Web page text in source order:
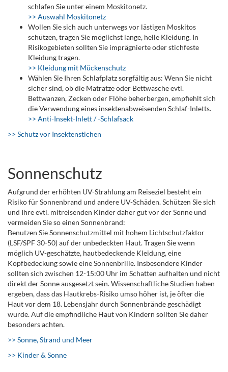
schlafen Sie unter einem Moskitonetz.
>> Auswahl Moskitonetz
Wollen Sie sich auch unterwegs vor lästigen Moskitos
schützen, tragen Sie möglichst lange, helle Kleidung. In
Risikogebieten sollten Sie imprägnierte oder stichfeste
Kleidung tragen.
>> Kleidung mit Mückenschutz
Wählen Sie Ihren Schlafplatz sorgfältig aus: Wenn Sie nicht
sicher sind, ob die Matratze oder Bettwäsche evtl.
Bettwanzen, Zecken oder Flöhe beherbergen, empfiehlt sich
die Verwendung eines insektenabweisenden Schlaf-Inletts.
>> Anti-Insekt-Inlett / -Schlafsack
>> Schutz vor Insektenstichen
Sonnenschutz
Aufgrund der erhöhten UV-Strahlung am Reiseziel besteht ein
Risiko für Sonnenbrand und andere UV-Schäden. Schützen Sie sich
und Ihre evtl. mitreisenden Kinder daher gut vor der Sonne und
vermeiden Sie so einen Sonnenbrand:
Benutzen Sie Sonnenschutzmittel mit hohem Lichtschutzfaktor
(LSF/SPF 30-50) auf der unbedeckten Haut. Tragen Sie wenn
möglich UV-geschätzte, hautbedeckende Kleidung, eine
Kopfbedeckung sowie eine Sonnenbrille. Insbesondere Kinder
sollten sich zwischen 12-15:00 Uhr im Schatten aufhalten und nicht
direkt der Sonne ausgesetzt sein. Wissenschaftliche Studien haben
ergeben, dass das Hautkrebs-Risiko umso höher ist, je öfter die
Haut vor dem 18. Lebensjahr durch Sonnenbrände geschädigt
wurde. Auf die empfindliche Haut von Kindern sollten Sie daher
besonders achten.
>> Sonne, Strand und Meer
>> Kinder & Sonne